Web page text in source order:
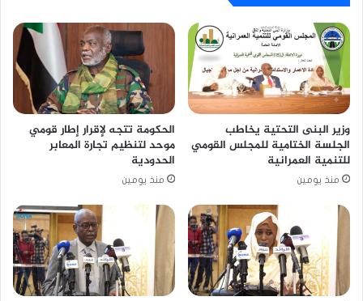
وزير البنى التحتية يخاطب
الجلسة الختامية للمجلس القومي
للتنمية العمرانية
منذ يومين
الحكومة تتجه لإقرار إطار قومي
موحد لتنظيم تجارة المعابر
الحدودية
منذ يومين